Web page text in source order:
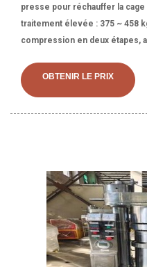
presse pour réchauffer la
traitement élevée : 375 ~ 458
compression en deux étapes,
un expulseur d'huile de palme
de chauffage électrique, vente
OBTENIR LE PRIX